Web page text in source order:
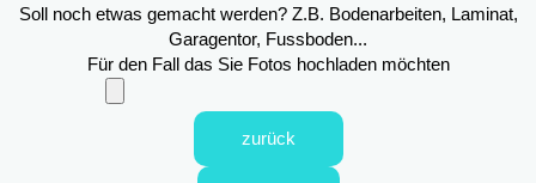
Soll noch etwas gemacht werden? Z.B. Bodenarbeiten, Laminat,
Garagentor, Fussboden...
Für den Fall das Sie Fotos hochladen möchten
zurück